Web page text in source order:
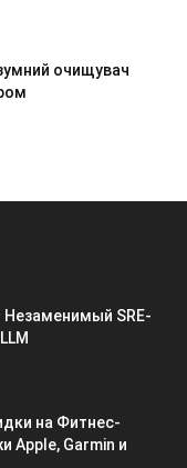
очищувач
SRE-
на Фитнес-
Apple, Garmin и